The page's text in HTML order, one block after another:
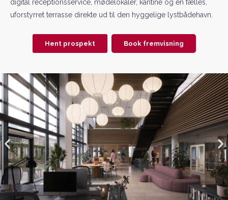
digital receptionsservice, mødelokaler, kantine og en fælles,
uforstyrret terrasse direkte ud til den hyggelige lystbådehavn.
Hent prospekt Book fremvisning